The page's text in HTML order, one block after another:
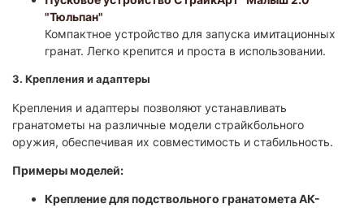
"Тюльпан"
Компактное устройство для запуска имитационных
гранат. Легко крепится и проста в использовании.​
3. Крепления и адаптеры
Крепления и адаптеры позволяют устанавливать
гранатометы на различные модели страйкбольного
оружия, обеспечивая их совместимость и стабильность.​
Примеры моделей:
Крепление для подствольного гранатомета АК-